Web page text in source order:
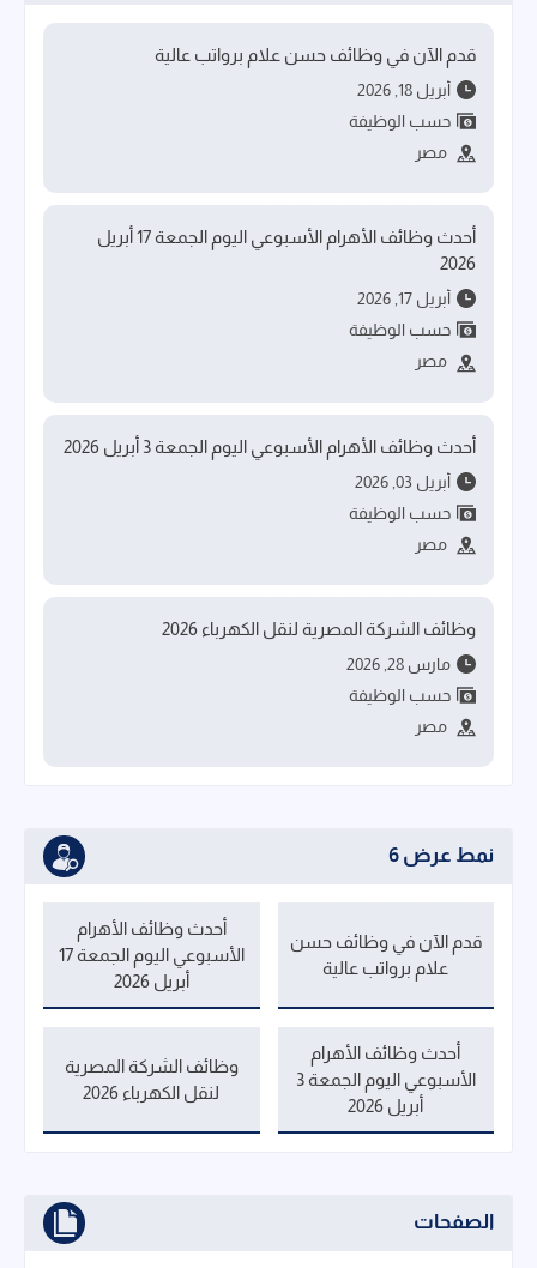
قدم الآن في وظائف حسن علام برواتب عالية
أبريل 18, 2026
حسب الوظيفة
مصر
أحدث وظائف الأهرام الأسبوعي اليوم الجمعة 17 أبريل
2026
أبريل 17, 2026
حسب الوظيفة
مصر
أحدث وظائف الأهرام الأسبوعي اليوم الجمعة 3 أبريل 2026
أبريل 03, 2026
حسب الوظيفة
مصر
وظائف الشركة المصرية لنقل الكهرباء 2026
مارس 28, 2026
حسب الوظيفة
مصر
نمط عرض 6
قدم الآن في وظائف حسن
علام برواتب عالية
أحدث وظائف الأهرام
الأسبوعي اليوم الجمعة 17
أبريل 2026
أحدث وظائف الأهرام
الأسبوعي اليوم الجمعة 3
أبريل 2026
وظائف الشركة المصرية
لنقل الكهرباء 2026
الصفحات